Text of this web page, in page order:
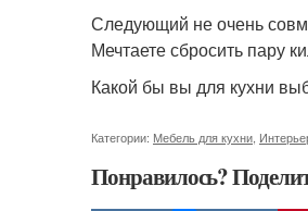
Следующий не очень
Мечтаете сбросить пару
Какой бы вы для кухни
Категории: Мебель для кухни
Понравилось?